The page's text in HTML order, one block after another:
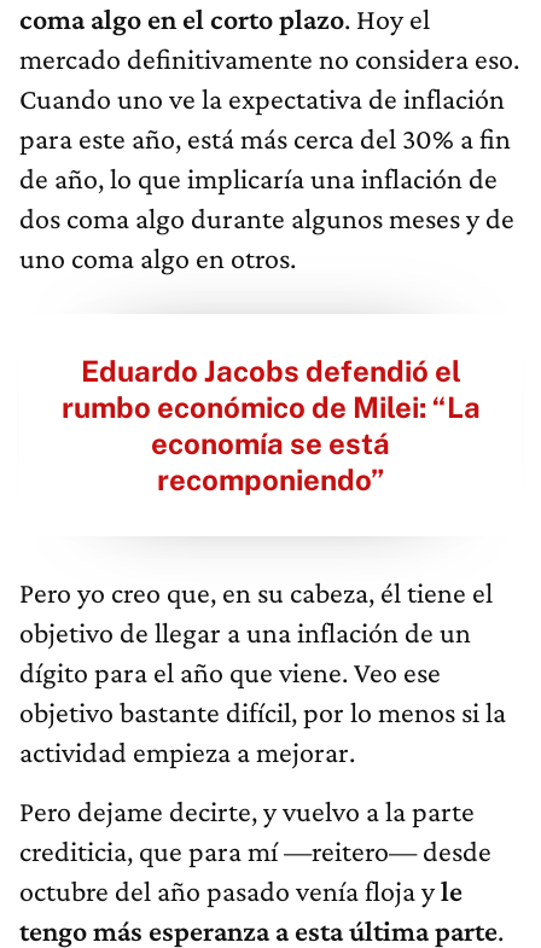
coma algo en el corto plazo. Hoy el
mercado definitivamente no considera eso.
Cuando uno ve la expectativa de inflación
para este año, está más cerca del 30% a fin
de año, lo que implicaría una inflación de
dos coma algo durante algunos meses y de
uno coma algo en otros.
Eduardo Jacobs defendió el
rumbo económico de Milei: “La
economía se está
recomponiendo”
Pero yo creo que, en su cabeza, él tiene el
objetivo de llegar a una inflación de un
dígito para el año que viene. Veo ese
objetivo bastante difícil, por lo menos si la
actividad empieza a mejorar.
Pero dejame decirte, y vuelvo a la parte
crediticia, que para mí —reitero— desde
octubre del año pasado venía floja yle
tengo más esperanza a esta última parte.